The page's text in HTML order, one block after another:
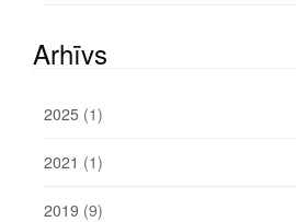
Arhīvs
2025 (1)
2021 (1)
2019 (9)